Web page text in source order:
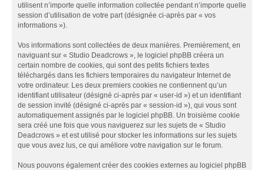
utilisent n’importe quelle information collectée pendant n’importe quelle
session d’utilisation de votre part (désignée ci-après par « vos
informations »).
Vos informations sont collectées de deux manières. Premièrement, en
naviguant sur « Studio Deadcrows », le logiciel phpBB créera un
certain nombre de cookies, qui sont des petits fichiers textes
téléchargés dans les fichiers temporaires du navigateur Internet de
votre ordinateur. Les deux premiers cookies ne contiennent qu’un
identifiant utilisateur (désigné ci-après par « user-id ») et un identifiant
de session invité (désigné ci-après par « session-id »), qui vous sont
automatiquement assignés par le logiciel phpBB. Un troisième cookie
sera créé une fois que vous naviguerez sur les sujets de « Studio
Deadcrows » et est utilisé pour stocker les informations sur les sujets
que vous avez lus, ce qui améliore votre navigation sur le forum.
Nous pouvons également créer des cookies externes au logiciel phpBB